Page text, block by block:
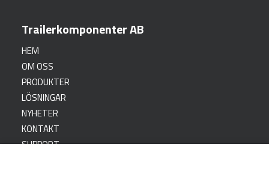
Trailerkomponenter AB
HEM
OM OSS
PRODUKTER
LÖSNINGAR
NYHETER
KONTAKT
SUPPORT